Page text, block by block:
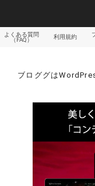
よくある質問
（FAQ）
利用規約
ブロググは